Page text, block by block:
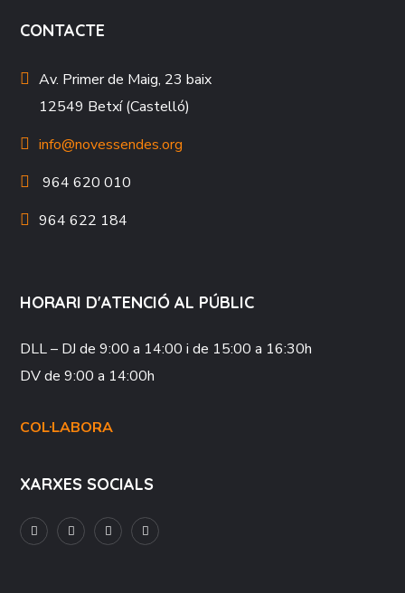
CONTACTE
Av. Primer de Maig, 23 baix
12549 Betxí (Castelló)
info@novessendes.org
964 620 010
964 622 184
HORARI D'ATENCIÓ AL PÚBLIC
DLL – DJde 9:00 a 14:00 i de 15:00 a 16:30h
DVde 9:00 a 14:00h
COL·LABORA
XARXES SOCIALS